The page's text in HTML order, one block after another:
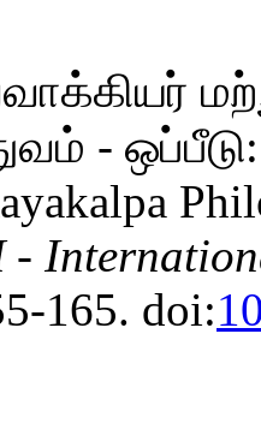
- ஒப்பீடு:
-
165. doi: